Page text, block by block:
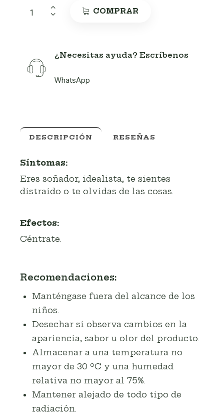
COMPRAR
¿Necesitas ayuda? Escríbenos
WhatsApp
DESCRIPCIÓN RESEÑAS
Síntomas:
Eres soñador, idealista, te sientes
distraido o te olvidas de las cosas.
Efectos:
Céntrate.
Recomendaciones:
Manténgase fuera del alcance de los
niños.
Desechar si observa cambios en la
apariencia, sabor u olor del producto.
Almacenar a una temperatura no
mayor de 30 ºC y una humedad
relativa no mayor al 75%.
Mantener alejado de todo tipo de
radiación.